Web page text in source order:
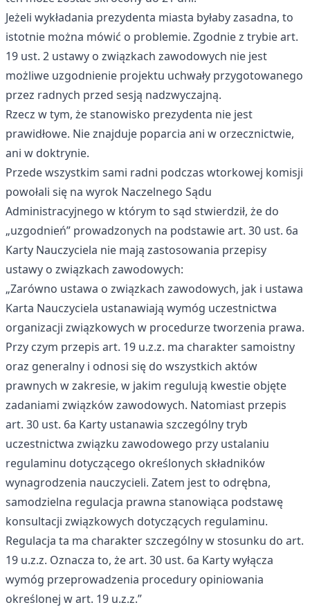
Jeżeli wykładania prezydenta miasta byłaby zasadna, to
istotnie można mówić o problemie. Zgodnie z trybie art.
19 ust. 2 ustawy o związkach zawodowych nie jest
możliwe uzgodnienie projektu uchwały przygotowanego
przez radnych przed sesją nadzwyczajną.
Rzecz w tym, że stanowisko prezydenta nie jest
prawidłowe. Nie znajduje poparcia ani w orzecznictwie,
ani w doktrynie.
Przede wszystkim sami radni podczas wtorkowej komisji
powołali się na wyrok Naczelnego Sądu
Administracyjnego w którym to sąd stwierdził, że do
„uzgodnień” prowadzonych na podstawie art. 30 ust. 6a
Karty Nauczyciela nie mają zastosowania przepisy
ustawy o związkach zawodowych:
„Zarówno ustawa o związkach zawodowych, jak i ustawa
Karta Nauczyciela ustanawiają wymóg uczestnictwa
organizacji związkowych w procedurze tworzenia prawa.
Przy czym przepis art. 19 u.z.z. ma charakter samoistny
oraz generalny i odnosi się do wszystkich aktów
prawnych w zakresie, w jakim regulują kwestie objęte
zadaniami związków zawodowych. Natomiast przepis
art. 30 ust. 6a Karty ustanawia szczególny tryb
uczestnictwa związku zawodowego przy ustalaniu
regulaminu dotyczącego określonych składników
wynagrodzenia nauczycieli. Zatem jest to odrębna,
samodzielna regulacja prawna stanowiąca podstawę
konsultacji związkowych dotyczących regulaminu.
Regulacja ta ma charakter szczególny w stosunku do art.
19 u.z.z. Oznacza to, że art. 30 ust. 6a Karty wyłącza
wymóg przeprowadzenia procedury opiniowania
określonej w art. 19 u.z.z.”